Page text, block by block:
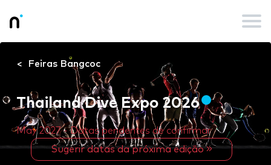
Feiras Bangcoc
Thailand Dive Expo 2026
May 2027 - Datas pendentes de confirmar
Sugerir datas da próxima edição